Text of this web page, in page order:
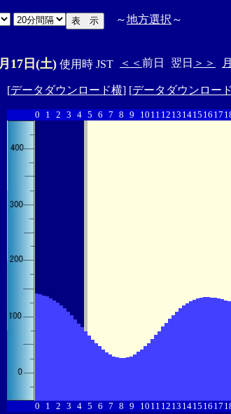
～地方選択 ～
17日(土) 使用時 JST ＜＜ 前日 翌日 ＞＞
[データダウンロード横] [データダウンロー
0 1 2 3 4 5 6 7 8 9 10 11 12 13 1415 16 17
0 1 2 3 4 5 6 7 8 9 10 11 12 13 1415 16 17